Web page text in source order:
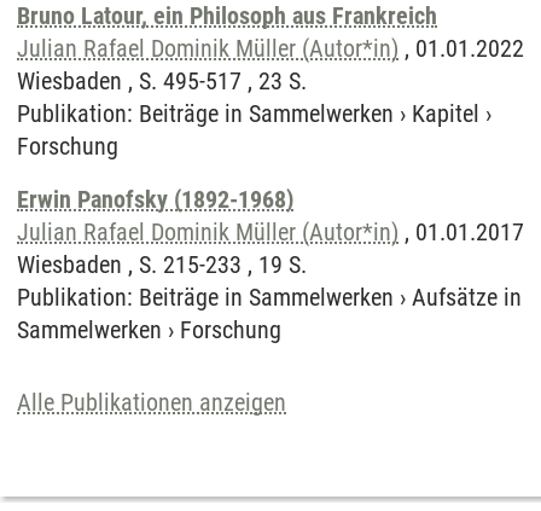
Bruno Latour, ein Philosoph aus Frankreich
Julian Rafael Dominik Müller (Autor*in) , 01.01.2022
Wiesbaden , S. 495-517 , 23 S.
Publikation: Beiträge in Sammelwerken › Kapitel ›
Forschung
Erwin Panofsky (1892-1968)
Julian Rafael Dominik Müller (Autor*in) , 01.01.2017
Wiesbaden , S. 215-233 , 19 S.
Publikation: Beiträge in Sammelwerken › Aufsätze in
Sammelwerken › Forschung
Alle Publikationen anzeigen